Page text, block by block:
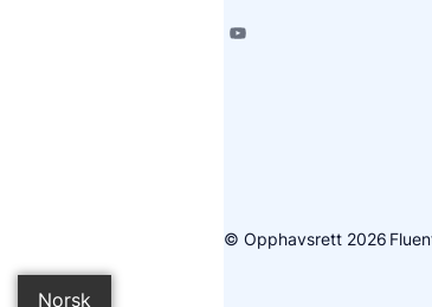
© Opphavsrett 2026
Norsk